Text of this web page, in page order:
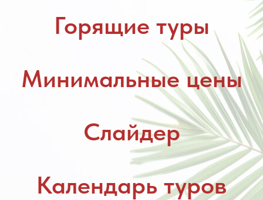
Горящие туры
Минимальные цены
Слайдер
Календарь туров